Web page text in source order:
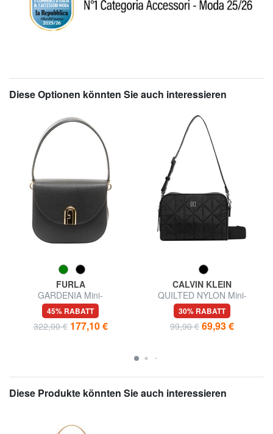
Diese Optionen könnten Sie auch interessieren
FURLA
GARDENIA Mini-
Umhängetasche aus Leder
45% RABATT
322,00 € 177,10 €
CALVIN KLEIN
QUILTED NYLON Mini-
Schultertasche mit Schultergurt
30% RABATT
99,90 € 69,93 €
Diese Produkte könnten Sie auch interessieren